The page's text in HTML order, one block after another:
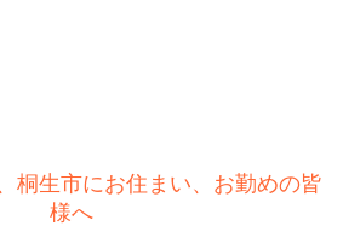
桐生市にお住まい、お勤めの皆
様へ